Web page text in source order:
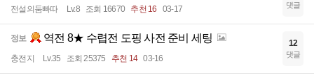
전설의둠빠따 Lv.8 조회 16670 추천 16 03-17 댓글
정보 역전 8★ 수렵전 도핑 사전 준비 세팅
충전지 Lv.35 조회 25375 추천 14 03-16
12
댓글